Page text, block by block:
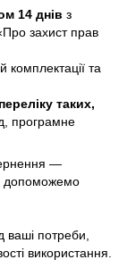
14 днів з
захист прав
комплектації та
переліку таких,
програмне
—
допоможемо
ваші потреби,
використання.